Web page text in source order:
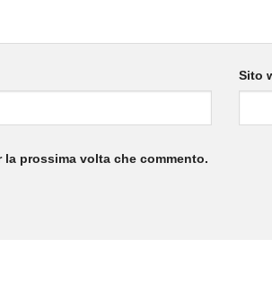
Sito
prossima volta che commento.